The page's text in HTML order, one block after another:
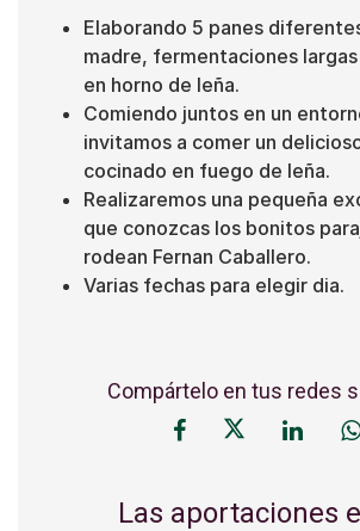
Elaborando 5 panes
madre, fermentaciones
en horno de leña.
Comiendo juntos en un
invitamos a comer un
cocinado en fuego de leña.
Realizaremos una pequeña
que conozcas los bonitos
rodean Fernan Caballero.
Varias fechas para elegir dia.
Compártelo en tus redes
Las aportaciones